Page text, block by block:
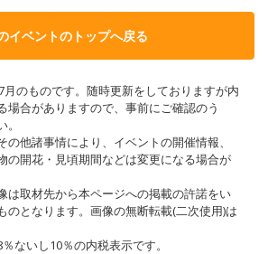
イベントのトップへ戻る
のものです。随時更新をしておりますが内
場合がありますので、事前にご確認のう
他諸事情により、イベントの開催情報、
の開花・見頃期間などは変更になる場合が
は取材先から本ページへの掲載の許諾をい
のとなります。画像の無断転載(二次使用)は
ないし10％の内税表示です。